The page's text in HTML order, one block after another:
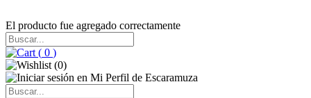
El producto fue agregado correctamente
( 0 )
(0)